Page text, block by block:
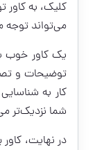
کلیک، به کاور
می‌تواند توجه
یک کاور خوب
توضیحات و
کار به
شما نزدیک‌تر
در نهایت،